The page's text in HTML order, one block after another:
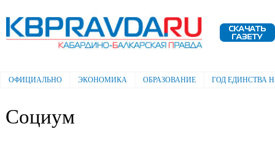
Электронная газета "Кабардино-
Балкарская правда"
Главное меню
ОФИЦИАЛЬНО ЭКОНОМИКА ОБРАЗОВАНИЕ ГОД ЕДИНСТВА
Социум